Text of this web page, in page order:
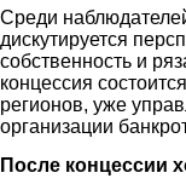
Среди
дискутируется
собственность и
концессия
регионов, уже
организации
После концессии